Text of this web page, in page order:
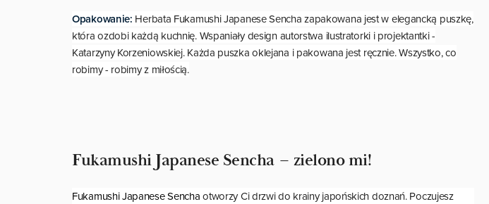
Opakowanie: Herbata Fukamushi Japanese Sencha zapakowana jest w elegancką puszkę,
która ozdobi każdą kuchnię. Wspaniały design autorstwa ilustratorki i projektantki -
Katarzyny Korzeniowskiej. Każda puszka oklejana i pakowana jest ręcznie. Wszystko, co
robimy - robimy z miłością.
Fukamushi Japanese Sencha – zielono mi!
Fukamushi Japanese Senchaotworzy Ci drzwi do krainy japońskich doznań. Poczujesz